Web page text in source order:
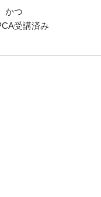
かつ
受講済み